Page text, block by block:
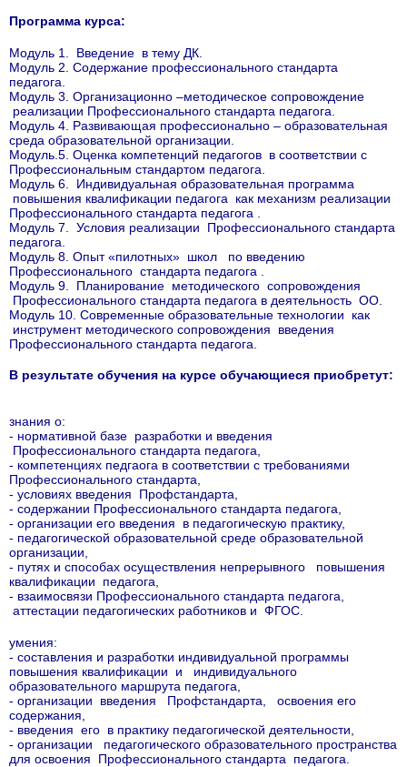
Программа курса:
Модуль 1. Введение в тему ДК.
Модуль 2. Содержание профессионального стандарта
педагога.
Модуль 3. Организационно –методическое сопровождение
реализации Профессионального стандарта педагога.
Модуль 4. Развивающая профессионально – образовательная
среда образовательной организации.
Модуль.5. Оценка компетенций педагогов в соответствии с
Профессиональным стандартом педагога.
Модуль 6. Индивидуальная образовательная программа
повышения квалификации педагога как механизм реализации
Профессионального стандарта педагога .
Модуль 7. Условия реализации Профессионального стандарта
педагога.
Модуль 8. Опыт «пилотных» школ по введению
Профессионального стандарта педагога .
Модуль 9. Планирование методического сопровождения
Профессионального стандарта педагога в деятельность ОО.
Модуль 10. Современные образовательные технологии как
инструмент методического сопровождения введения
Профессионального стандарта педагога.
В результате обучения на курсе обучающиеся приобретут:
знания о:
- нормативной базе разработки и введения
Профессионального стандарта педагога,
- компетенциях педгаога в соответствии с требованиями
Профессионального стандарта,
- условиях введения Профстандарта,
- содержании Профессионального стандарта педагога,
- организации его введения в педагогическую практику,
- педагогической образовательной среде образовательной
организации,
- путях и способах осуществления непрерывного повышения
квалификации педагога,
- взаимосвязи Профессионального стандарта педагога,
аттестации педагогических работников и ФГОС.
умения:
- составления и разработки индивидуальной программы
повышения квалификации и индивидуального
образовательного маршрута педагога,
- организации введения Профстандарта, освоения его
содержания,
- введения его в практику педагогической деятельности,
- организации педагогического образовательного пространства
для освоения Профессионального стандарта педагога.